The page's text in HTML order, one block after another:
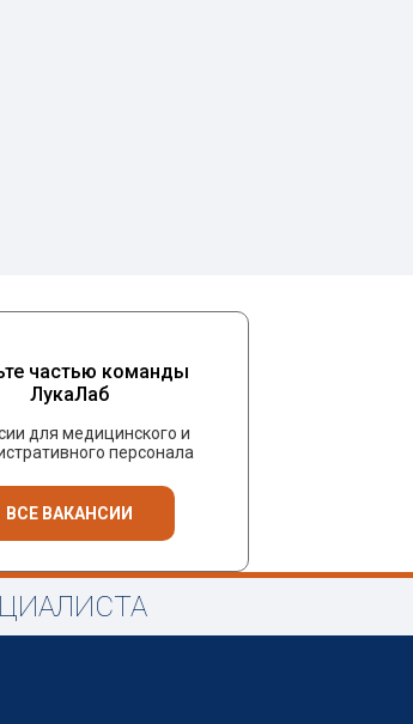
частью команды
ЛукаЛаб
для медицинского и
персонала
ВСЕ ВАКАНСИИ